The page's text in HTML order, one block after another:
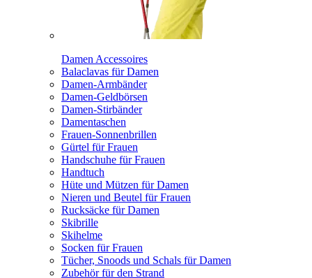
Damen Accessoires
Balaclavas für Damen
Damen-Armbänder
Damen-Geldbörsen
Damen-Stirbänder
Damentaschen
Frauen-Sonnenbrillen
Gürtel für Frauen
Handschuhe für Frauen
Handtuch
Hüte und Mützen für Damen
Nieren und Beutel für Frauen
Rucksäcke für Damen
Skibrille
Skihelme
Socken für Frauen
Tücher, Snoods und Schals für Damen
Zubehör für den Strand